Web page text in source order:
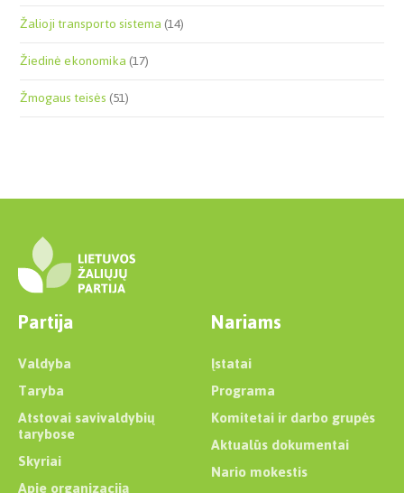
Žalioji transporto sistema(14)
Žiedinė ekonomika(17)
Žmogaus teisės(51)
Partija
Valdyba
Taryba
Atstovai savivaldybių
tarybose
Skyriai
Nariams
Įstatai
Programa
Komitetai ir darbo grupės
Aktualūs dokumentai
Nario mokestis